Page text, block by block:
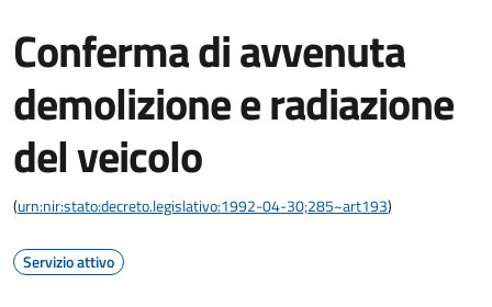
Conferma di avvenuta
demolizione e radiazione
del veicolo
(urn:nir:stato:decreto.legislativo:1992-04-30;285~art193)
Servizio attivo